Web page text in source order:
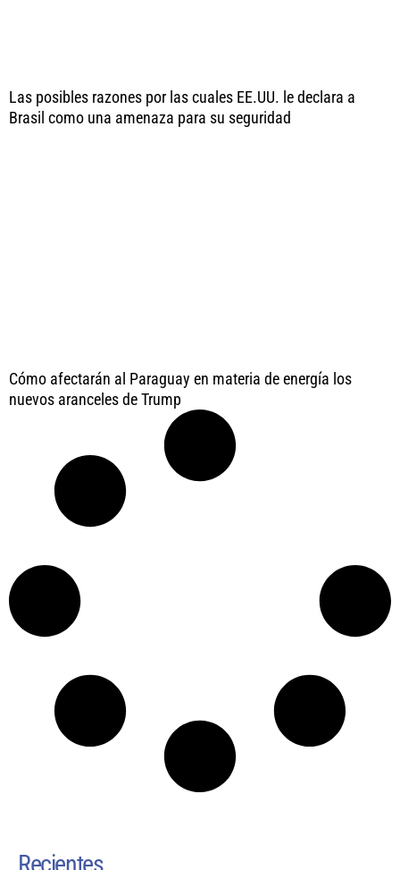
Las posibles razones por las cuales EE.UU. le declara a
Brasil como una amenaza para su seguridad
Cómo afectarán al Paraguay en materia de energía los
nuevos aranceles de Trump
Recientes